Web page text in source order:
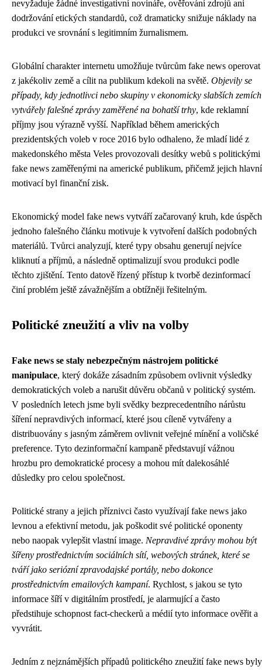
nevyžaduje žádné investigativní novináře, ověřování zdrojů ani
dodržování etických standardů, což dramaticky snižuje náklady na
produkci ve srovnání s legitimním žurnalismem.
Globální charakter internetu umožňuje tvůrcům fake news operovat
z jakékoliv země a cílit na publikum kdekoli na světě. Objevily se
případy, kdy jednotlivci nebo skupiny v ekonomicky slabších zemích
vytvářely falešné zprávy zaměřené na bohatší trhy, kde reklamní
příjmy jsou výrazně vyšší. Například během amerických
prezidentských voleb v roce 2016 bylo odhaleno, že mladí lidé z
makedonského města Veles provozovali desítky webů s politickými
fake news zaměřenými na americké publikum, přičemž jejich hlavní
motivací byl finanční zisk.
Ekonomický model fake news vytváří začarovaný kruh, kde úspěch
jednoho falešného článku motivuje k vytvoření dalších podobných
materiálů. Tvůrci analyzují, které typy obsahu generují nejvíce
kliknutí a příjmů, a následně optimalizují svou produkci podle
těchto zjištění. Tento datově řízený přístup k tvorbě dezinformací
činí problém ještě závažnějším a obtížněji řešitelným.
Politické zneužití a vliv na volby
Fake news se staly nebezpečným nástrojem politické
manipulace, který dokáže zásadním způsobem ovlivnit výsledky
demokratických voleb a narušit důvěru občanů v politický systém.
V posledních letech jsme byli svědky bezprecedentního nárůstu
šíření nepravdivých informací, které jsou cíleně vytvářeny a
distribuovány s jasným záměrem ovlivnit veřejné mínění a voličské
preference. Tyto dezinformační kampaně představují vážnou
hrozbu pro demokratické procesy a mohou mít dalekosáhlé
důsledky pro celou společnost.
Politické strany a jejich příznivci často využívají fake news jako
levnou a efektivní metodu, jak poškodit své politické oponenty
nebo naopak vylepšit vlastní image. Nepravdivé zprávy mohou být
šířeny prostřednictvím sociálních sítí, webových stránek, které se
tváří jako seriózní zpravodajské portály, nebo dokonce
prostřednictvím emailových kampaní. Rychlost, s jakou se tyto
informace šíří v digitálním prostředí, je alarmující a často
předstihuje schopnost fact-checkerů a médií tyto informace ověřit a
vyvrátit.
Jedním z nejznámějších případů politického zneužití fake news byly